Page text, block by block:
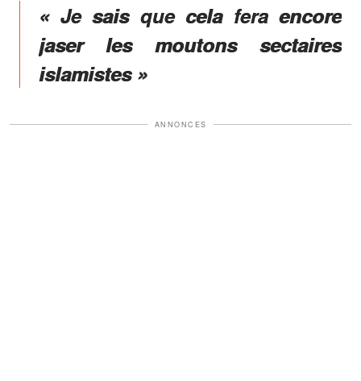
« Je sais que cela fera encore
jaser les moutons sectaires
islamistes »
ANNONCES